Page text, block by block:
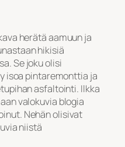
herätä aamuun ja
hikisiä
Se joku olisi
isoa pintaremonttia ja
asfaltointi. Ilkka
valokuvia blogia
Nehän olisivat
niistä